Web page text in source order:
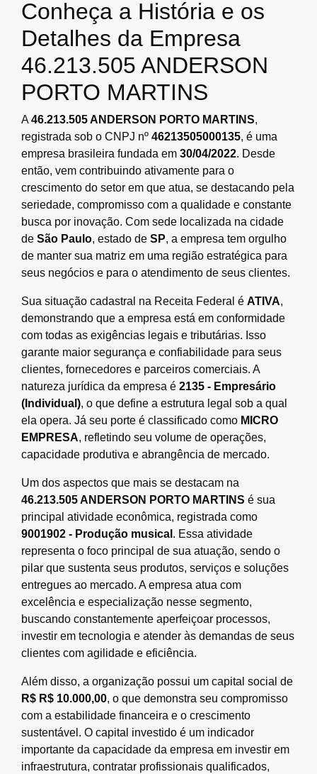
Conheça a História e os
Detalhes da Empresa
46.213.505 ANDERSON
PORTO MARTINS
A46.213.505 ANDERSON PORTO MARTINS,
registrada sob o CNPJ nº 46213505000135, é uma
empresa brasileira fundada em 30/04/2022. Desde
então, vem contribuindo ativamente para o
crescimento do setor em que atua, se destacando pela
seriedade, compromisso com a qualidade e constante
busca por inovação. Com sede localizada na cidade
de São Paulo, estado de SP, a empresa tem orgulho
de manter sua matriz em uma região estratégica para
seus negócios e para o atendimento de seus clientes.
Sua situação cadastral na Receita Federal é ATIVA,
demonstrando que a empresa está em conformidade
com todas as exigências legais e tributárias. Isso
garante maior segurança e confiabilidade para seus
clientes, fornecedores e parceiros comerciais. A
natureza jurídica da empresa é 2135 - Empresário
(Individual), o que define a estrutura legal sob a qual
ela opera. Já seu porte é classificado como MICRO
EMPRESA, refletindo seu volume de operações,
capacidade produtiva e abrangência de mercado.
Um dos aspectos que mais se destacam na
46.213.505 ANDERSON PORTO MARTINS é sua
principal atividade econômica, registrada como
9001902 - Produção musical . Essa atividade
representa o foco principal de sua atuação, sendo o
pilar que sustenta seus produtos, serviços e soluções
entregues ao mercado. A empresa atua com
excelência e especialização nesse segmento,
buscando constantemente aperfeiçoar processos,
investir em tecnologia e atender às demandas de seus
clientes com agilidade e eficiência.
Além disso, a organização possui um capital social de
R$ R$ 10.000,00, o que demonstra seu compromisso
com a estabilidade financeira e o crescimento
sustentável. O capital investido é um indicador
importante da capacidade da empresa em investir em
infraestrutura, contratar profissionais qualificados,